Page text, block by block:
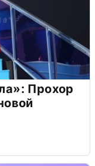
Прохор